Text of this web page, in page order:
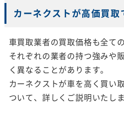
カーネクストが高価買取
車買取業者の買取価格も全て
それぞれの業者の持つ強みや
く異なることがあります。
カーネクストが車を高く買い
ついて、詳しくご説明いたしま